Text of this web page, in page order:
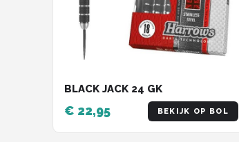
BLACK JACK 24 GK
€ 22,95 BEKIJK OP BOL